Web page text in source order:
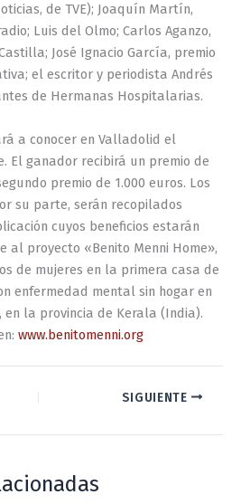
de TVE); Joaquín Martín,
Luis del Olmo; Carlos Aganzo,
José Ignacio García, premio
el escritor y periodista Andrés
de Hermanas Hospitalarias.
a conocer en Valladolid el
El ganador recibirá un premio de
premio de 1.000 euros. Los
su parte, serán recopilados
cuyos beneficios estarán
al proyecto «Benito Menni Home»,
de mujeres en la primera casa de
enfermedad mental sin hogar en
la provincia de Kerala (India).
www.benitomenni.org
SIGUIENTE